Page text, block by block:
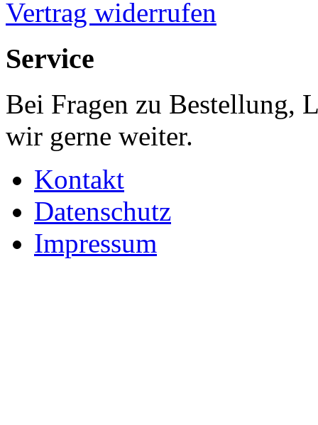
Vertrag widerrufen
Service
Bei Fragen zu Bestellung,
wir gerne weiter.
Kontakt
Datenschutz
Impressum